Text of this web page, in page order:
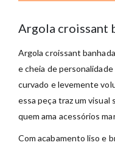
Argola croissant
Argola croissant
e cheia de
curvado e levemente
essa peça traz um
quem ama acessórios
Com acabamento liso e